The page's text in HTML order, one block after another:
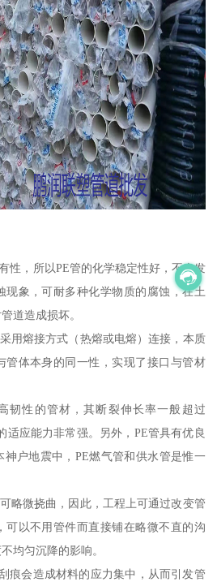
性，所以PE管的化学稳定性好，不会发
现象，可耐多种化学物质的腐蚀，在土
道造成损坏。
用熔接方式（热熔或电熔）连接，本质
管体本身的同一性，实现了接口与管材
韧性的管材，其断裂伸长率一般超过
适应能力非常强。另外，PE管具有优良
神户地震中，PE燃气管和供水管是惟一
略微挠曲，因此，工程上可通过改变管
可以不用管件而直接铺在略微不直的沟
均匀沉降的影响。
痕会造成材料的应力集中，从而引发管